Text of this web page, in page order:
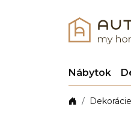
Nábytok
Dekorácie